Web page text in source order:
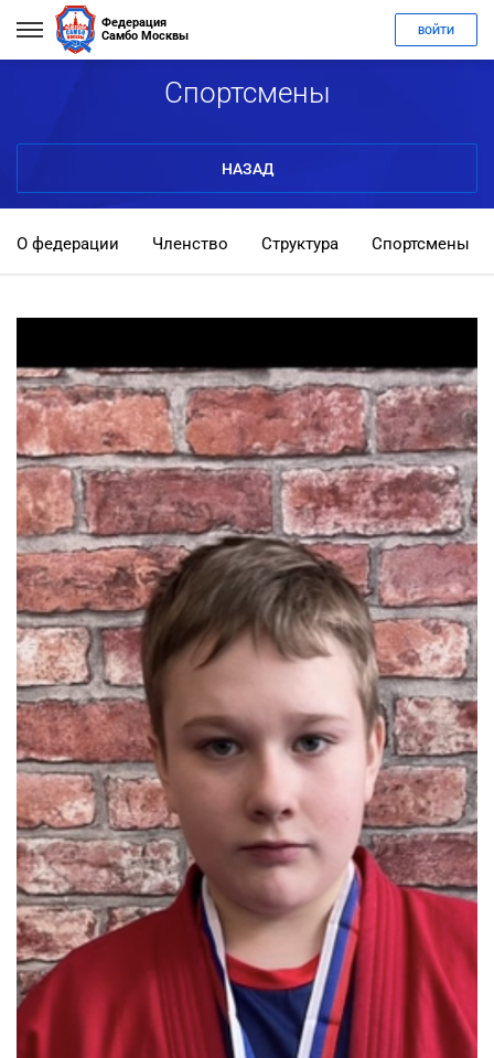
Федерация
Самбо Москвы
ВОЙТИ
Спортсмены
НАЗАД
О федерации Членство Структура Спортсмены